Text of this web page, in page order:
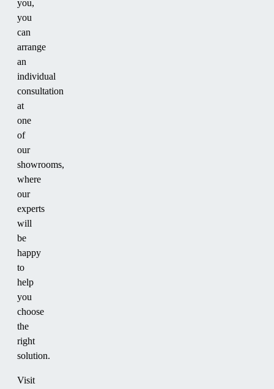
you,
you
can
arrange
an
individual
consultation
at
one
of
our
showrooms,
where
our
experts
will
be
happy
to
help
you
choose
the
right
solution.
Visit